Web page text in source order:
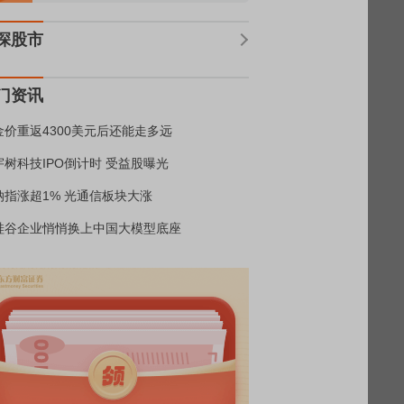
股市
资讯
价重返4300美元后还能走多远
树科技IPO倒计时 受益股曝光
指涨超1% 光通信板块大涨
谷企业悄悄换上中国大模型底座